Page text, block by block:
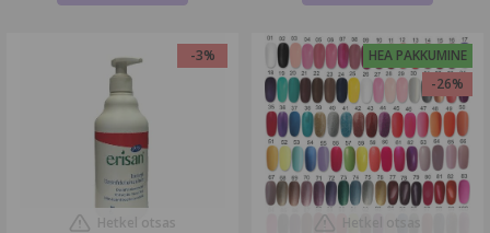
-3%
Hetkel otsas
HEA PAKKUMINE
-26%
Hetkel otsas